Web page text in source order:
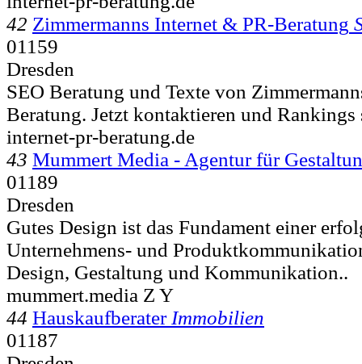
42 Zimmermanns Internet & PR-Beratung
01159
Dresden
SEO Beratung und Texte von
Beratung. Jetzt kontaktieren und Rankings
internet-pr-beratung.de
43 Mummert Media - Agentur für
01189
Dresden
Gutes Design ist das Fundament einer
Unternehmens- und
Design, Gestaltung und Kommunikation..
mummert.media Z Y
44 Hauskaufberater Immobilien
01187